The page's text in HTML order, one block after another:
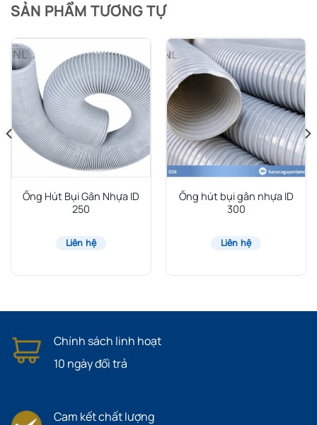
SẢN PHẨM TƯƠNG TỰ
Ống Hút Bụi Gân Nhựa ID
250
Liên hệ
Ống hút bụi gân nhựa ID
300
Liên hệ
Chính sách linh hoạt
10 ngày đổi trả
Cam kết chất lượng